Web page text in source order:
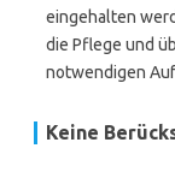
eingehalten
die Pflege und
notwendigen
Keine